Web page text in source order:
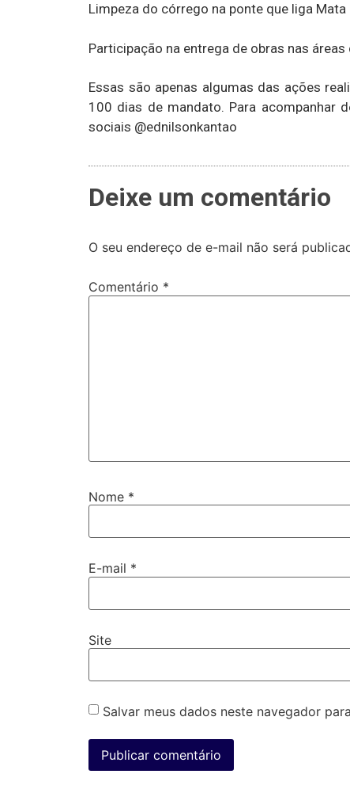
Limpeza do córrego na ponte que liga
Participação na entrega de obras nas
Essas são apenas algumas das ações
100 dias de mandato. Para acompanhar
sociais @ednilsonkantao
Deixe um comentário
O seu endereço de e-mail não será
Comentário *
Nome *
E-mail *
Site
Salvar meus dados neste navegador